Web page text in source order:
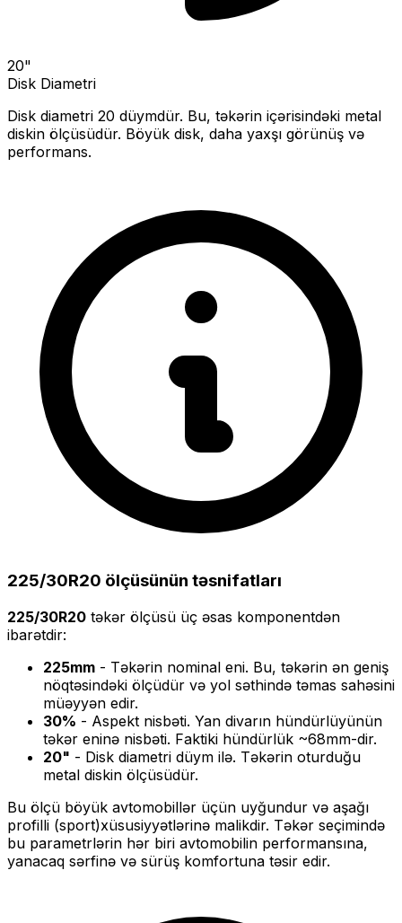
20"
Disk Diametri
Disk diametri 20 düymdür. Bu, təkərin içərisindəki metal
diskin ölçüsüdür. Böyük disk, daha yaxşı görünüş və
performans.
225/30R20 ölçüsünün təsnifatları
225/30R20 təkər ölçüsü üç əsas komponentdən
ibarətdir:
225mm - Təkərin nominal eni. Bu, təkərin ən geniş
nöqtəsindəki ölçüdür və yol səthində təmas sahəsini
müəyyən edir.
30% - Aspekt nisbəti. Yan divarın hündürlüyünün
təkər eninə nisbəti. Faktiki hündürlük ~68mm-dir.
20" - Disk diametri düym ilə. Təkərin oturduğu
metal diskin ölçüsüdür.
Bu ölçü böyük avtomobillər üçün uyğundur və aşağı
profilli (sport)xüsusiyyətlərinə malikdir. Təkər seçimində
bu parametrlərin hər biri avtomobilin performansına,
yanacaq sərfinə və sürüş komfortuna təsir edir.